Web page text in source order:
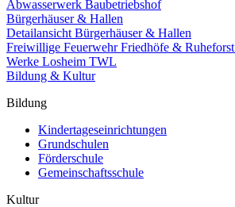
Abwasserwerk Baubetriebshof
Bürgerhäuser & Hallen
Detailansicht Bürgerhäuser & Hallen
Freiwillige FeuerwehrFriedhöfe & Ruheforst
Werke Losheim TWL
Bildung & Kultur
Bildung
Kindertageseinrichtungen
Grundschulen
Förderschule
Gemeinschaftsschule
Kultur